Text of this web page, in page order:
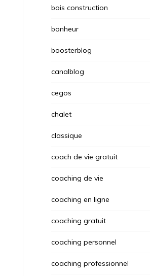
bois construction
bonheur
boosterblog
canalblog
cegos
chalet
classique
coach de vie gratuit
coaching de vie
coaching en ligne
coaching gratuit
coaching personnel
coaching professionnel